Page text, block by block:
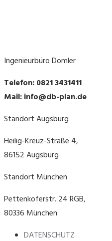
Ingenieurbüro Domler
Telefon: 0821 3431411
Mail: info@db-plan.de
Standort Augsburg
Heilig-Kreuz-Straße 4,
86152 Augsburg
Standort München
Pettenkoferstr. 24 RGB,
80336 München
DATENSCHUTZ